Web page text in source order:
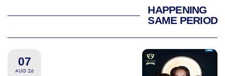
HAPPENING
SAME PERIOD
07
AUG 26